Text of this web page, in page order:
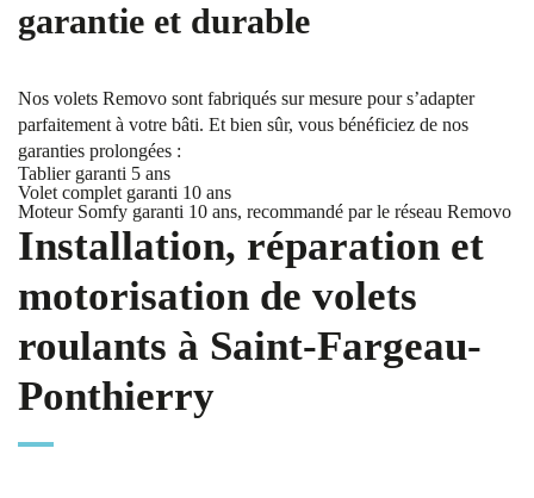
garantie et durable
Nos volets Removo sont fabriqués sur mesure pour s’adapter
parfaitement à votre bâti. Et bien sûr, vous bénéficiez de nos
garanties prolongées :
Tablier garanti 5 ans
Volet complet garanti 10 ans
Moteur Somfy garanti 10 ans, recommandé par le réseau Removo
Installation, réparation et
motorisation de volets
roulants à Saint-Fargeau-
Ponthierry